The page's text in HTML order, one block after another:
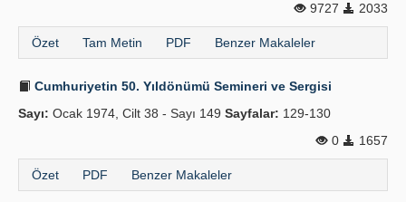
9727
2033
Özet Tam Metin PDF Benzer Makaleler
Cumhuriyetin 50. Yıldönümü Semineri ve Sergisi
Sayı: Ocak 1974, Cilt 38 - Sayı 149 Sayfalar: 129-130
0
1657
Özet PDF Benzer Makaleler